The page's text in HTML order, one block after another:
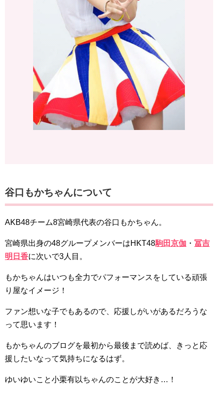
谷口もかちゃんについて
AKB48チーム8宮崎県代表の谷口もかちゃん。
宮崎県出身の48グループメンバーはHKT48駒田京伽 ・ 冨吉
明日香に次いで3人目。
もかちゃんはいつも全力でパフォーマンスをしている頑張
り屋なイメージ！
ファン想いな子でもあるので、応援しがいがあるだろうな
って思います！
もかちゃんのブログを最初から最後まで読めば、きっと応
援したいなって気持ちになるはず。
ゆいゆいこと小栗有以ちゃんのことが大好き…！